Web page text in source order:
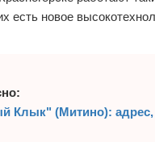
есть новое
Клык" (Митино):